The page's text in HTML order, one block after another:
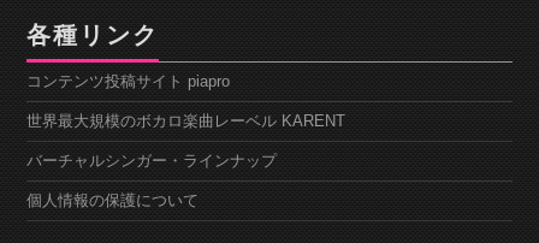
各種リンク
コンテンツ投稿サイト piapro
世界最大規模のボカロ楽曲レーベル KARENT
バーチャルシンガー・ラインナップ
個人情報の保護について